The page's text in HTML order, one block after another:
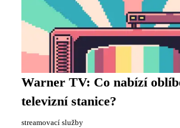
Warner TV: Co nabízí
televizní stanice?
streamovací služby